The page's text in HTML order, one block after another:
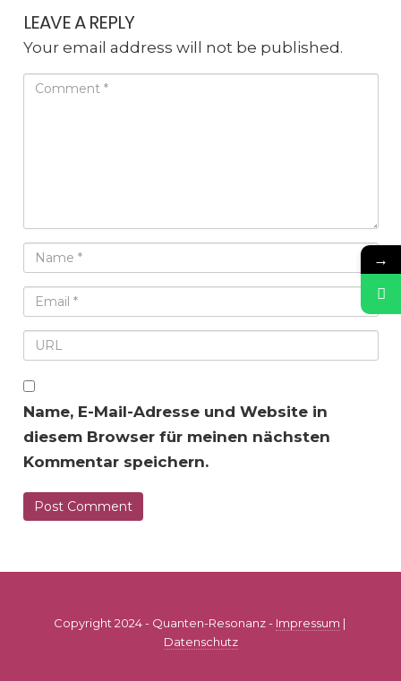
LEAVE A REPLY
Your email address will not be published.
Name, E-Mail-Adresse und Website in
diesem Browser für meinen nächsten
Kommentar speichern.
Copyright 2024 - Quanten-Resonanz - Impressum |
Datenschutz
→